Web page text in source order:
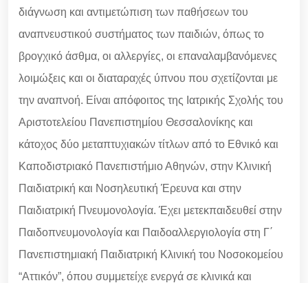
διάγνωση και αντιμετώπιση των παθήσεων του
αναπνευστικού συστήματος των παιδιών, όπως το
βρογχικό άσθμα, οι αλλεργίες, οι επαναλαμβανόμενες
λοιμώξεις και οι διαταραχές ύπνου που σχετίζονται με
την αναπνοή. Είναι απόφοιτος της Ιατρικής Σχολής του
Αριστοτελείου Πανεπιστημίου Θεσσαλονίκης και
κάτοχος δύο μεταπτυχιακών τίτλων από το Εθνικό και
Καποδιστριακό Πανεπιστήμιο Αθηνών, στην Κλινική
Παιδιατρική και Νοσηλευτική Έρευνα και στην
Παιδιατρική Πνευμονολογία. Έχει μετεκπαιδευθεί στην
Παιδοπνευμονολογία και Παιδοαλλεργιολογία στη Γ΄
Πανεπιστημιακή Παιδιατρική Κλινική του Νοσοκομείου
“Αττικόν”, όπου συμμετείχε ενεργά σε κλινικά και